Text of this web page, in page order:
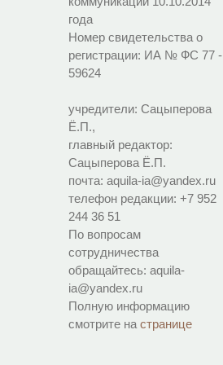
года
Номер свидетельства о
регистрации: ИА № ФС 77 -
59624
учредители: Сацыперова
Ё.П.,
главный редактор:
Сацыперова Ё.П.
почта: aquila-ia@yandex.ru
телефон редакции: +7 952
244 36 51
По вопросам
сотрудничества
обращайтесь: aquila-
ia@yandex.ru
Полную информацию
смотрите настранице